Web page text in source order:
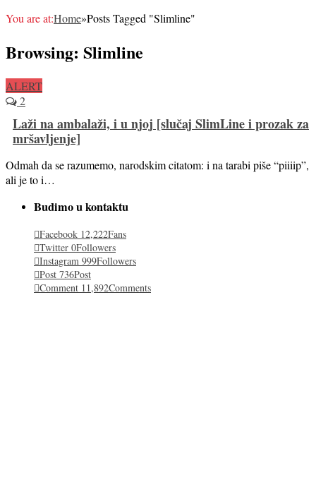
You are at:Home»Posts Tagged "Slimline"
Browsing: Slimline
ALERT
2
Laži na ambalaži, i u njoj [slučaj SlimLine i prozak za
mršavljenje]
Odmah da se razumemo, narodskim citatom: i na tarabi piše “piiiip”,
ali je to i…
Budimo u kontaktu
Facebook 12,222Fans
Twitter 0Followers
Instagram 999Followers
Post 736Post
Comment 11,892Comments